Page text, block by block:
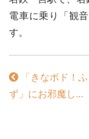
電車に乗り「観
す。
「きなボド！
ず」にお邪魔し...